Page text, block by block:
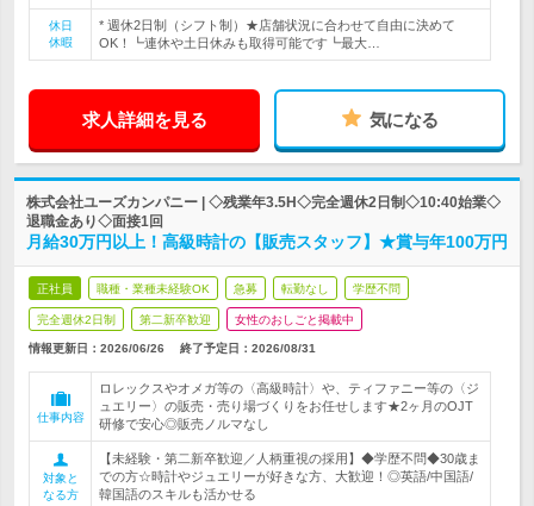
休日
休暇
* 週休2日制（シフト制）★店舗状況に合わせて自由に決めて
OK！┗連休や土日休みも取得可能です┗最大…
求人詳細を見る 気になる
株式会社ユーズカンパニー | ◇残業年3.5H◇完全週休2日制◇10:40始業◇
退職金あり◇面接1回
月給30万円以上！高級時計の【販売スタッフ】★賞与年100万円
正社員 職種・業種未経験OK 急募 転勤なし 学歴不問
完全週休2日制 第二新卒歓迎 女性のおしごと掲載中
情報更新日：2026/06/26 終了予定日： 2026/08/31
仕事内容
ロレックスやオメガ等の〈高級時計〉や、ティファニー等の〈ジ
ュエリー〉の販売・売り場づくりをお任せします★2ヶ月のOJT
研修で安心◎販売ノルマなし
対象と
なる方
【未経験・第二新卒歓迎／人柄重視の採用】◆学歴不問◆30歳ま
での方☆時計やジュエリーが好きな方、大歓迎！◎英語/中国語/
韓国語のスキルも活かせる